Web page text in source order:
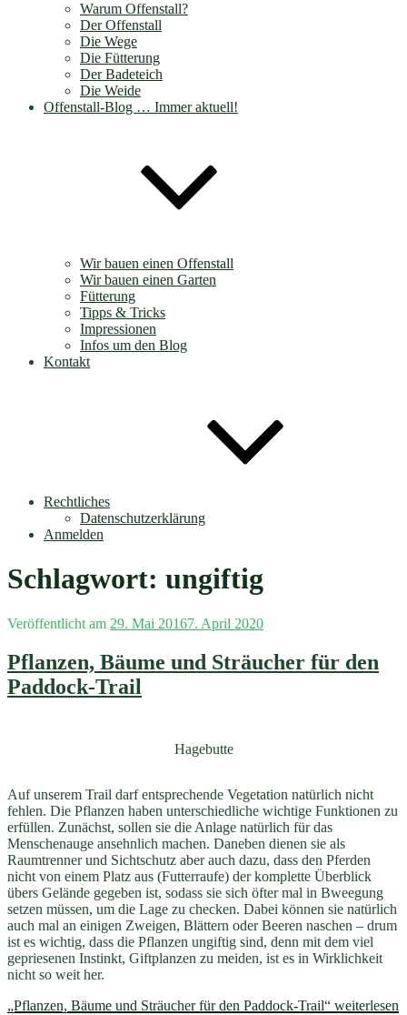
Warum Offenstall?
Der Offenstall
Die Wege
Die Fütterung
Der Badeteich
Die Weide
Offenstall-Blog … Immer aktuell!
Wir bauen einen Offenstall
Wir bauen einen Garten
Fütterung
Tipps & Tricks
Impressionen
Infos um den Blog
Kontakt
Rechtliches
Datenschutzerklärung
Anmelden
Schlagwort: ungiftig
Veröffentlicht am 29. Mai 20167. April 2020
Pflanzen, Bäume und Sträucher für den
Paddock-Trail
Hagebutte
Auf unserem Trail darf entsprechende Vegetation natürlich nicht
fehlen. Die Pflanzen haben unterschiedliche wichtige Funktionen zu
erfüllen. Zunächst, sollen sie die Anlage natürlich für das
Menschenauge ansehnlich machen. Daneben dienen sie als
Raumtrenner und Sichtschutz aber auch dazu, dass den Pferden
nicht von einem Platz aus (Futterraufe) der komplette Überblick
übers Gelände gegeben ist, sodass sie sich öfter mal in Bweegung
setzen müssen, um die Lage zu checken. Dabei können sie natürlich
auch mal an einigen Zweigen, Blättern oder Beeren naschen – drum
ist es wichtig, dass die Pflanzen ungiftig sind, denn mit dem viel
gepriesenen Instinkt, Giftplanzen zu meiden, ist es in Wirklichkeit
nicht so weit her.
„Pflanzen, Bäume und Sträucher für den Paddock-Trail“ weiterlesen